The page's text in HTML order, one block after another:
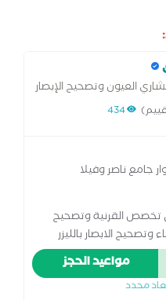
العيون وتصحيح الإبصار
434
جامع ناصر وفيلا
تخصص القرنية وتصحيح
وتصحيح الابصار بالليزر
بالفيمتوليزر وتثبيت
للعيون - أدنبره
عضو الجمعية الأوروبية
مواعيد الحجز
محدد